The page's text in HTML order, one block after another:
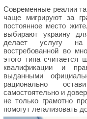
Современные реалии
чаще мигрируют за
постоянное место
выбирают украину
делает услугу
востребованной во
этого типа считается
квалификации и
выданными
рационально
самостоятельно и
не только грамотно
помогут легализовать